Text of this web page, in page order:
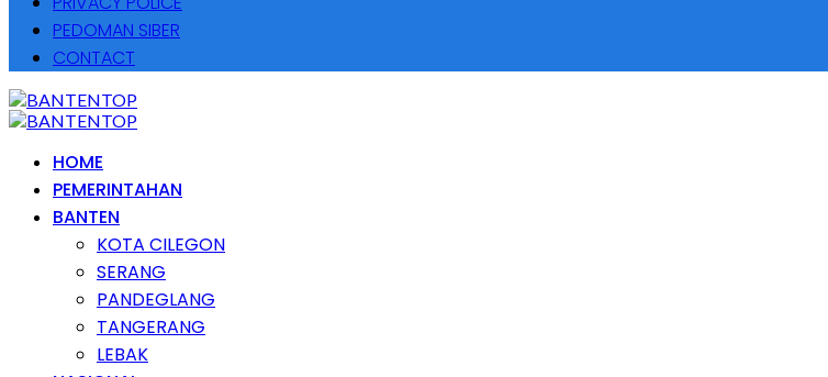
PEDOMAN SIBER
CONTACT
HOME
PEMERINTAHAN
BANTEN
KOTA CILEGON
SERANG
PANDEGLANG
TANGERANG
LEBAK